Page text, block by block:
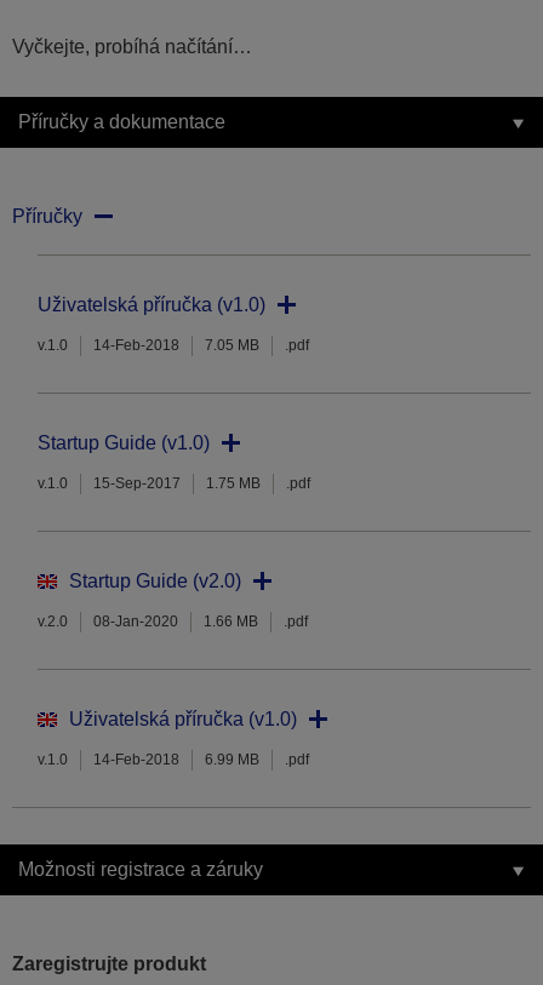
Vyčkejte, probíhá načítání…
Příručky a dokumentace
Příručky
Uživatelská příručka (v1.0)
v.1.0 14-Feb-2018 7.05 MB .pdf
Startup Guide (v1.0)
v.1.0 15-Sep-2017 1.75 MB .pdf
Startup Guide (v2.0)
v.2.0 08-Jan-2020 1.66 MB .pdf
Uživatelská příručka (v1.0)
v.1.0 14-Feb-2018 6.99 MB .pdf
Možnosti registrace a záruky
Zaregistrujte produkt